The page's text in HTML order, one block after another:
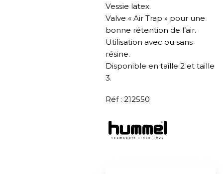
Vessie latex.
Valve « Air Trap » pour une
bonne rétention de l’air.
Utilisation avec ou sans
résine.
Disponible en taille 2 et taille
3.
Réf : 212550